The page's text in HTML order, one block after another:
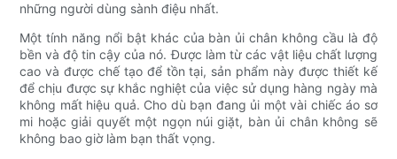
những người dùng sành điệu nhất.
Một tính năng nổi bật khác của bàn ủi chân không cầu là độ
bền và độ tin cậy của nó. Được làm từ các vật liệu chất lượng
cao và được chế tạo để tồn tại, sản phẩm này được thiết kế
để chịu được sự khắc nghiệt của việc sử dụng hàng ngày mà
không mất hiệu quả. Cho dù bạn đang ủi một vài chiếc áo sơ
mi hoặc giải quyết một ngọn núi giặt, bàn ủi chân không sẽ
không bao giờ làm bạn thất vọng.